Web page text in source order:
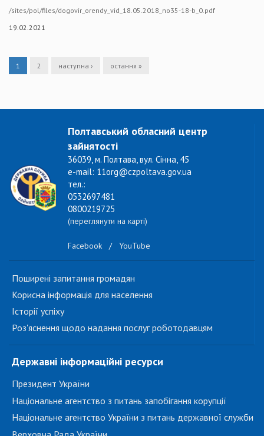
/sites/pol/files/dogovir_orendy_vid_18.05.2018_no35-18-b_0.pdf
19.02.2021
1 2 наступна › остання »
Полтавський обласний центр
зайнятості
36039, м. Полтава, вул. Сінна, 45
e-mail: 11org@czpoltava.gov.ua
тел.:
0532697481
0800219725
(переглянути на карті)
Facebook / YouTube
Поширені запитання громадян
Корисна інформація для населення
Історії успіху
Роз'яснення щодо надання послуг роботодавцям
Державні інформаційні ресурси
Президент України
Національне агентство з питань запобігання корупції
Національне агентство України з питань державної служби